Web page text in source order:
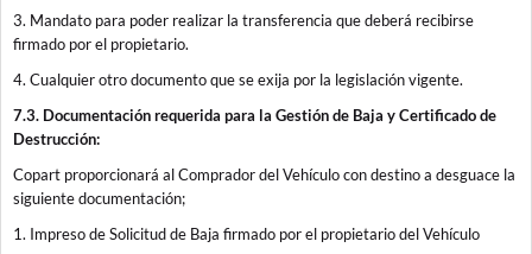
3. Mandato para poder realizar la transferencia que deberá recibirse
firmado por el propietario.
4. Cualquier otro documento que se exija por la legislación vigente.
7.3. Documentación requerida para la Gestión de Baja y Certificado de
Destrucción:
Copart proporcionará al Comprador del Vehículo con destino a desguace la
siguiente documentación;
1. Impreso de Solicitud de Baja firmado por el propietario del Vehículo